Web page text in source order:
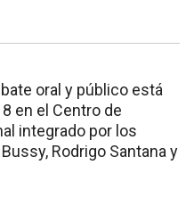
oral y público está
en el Centro de
integrado por los
Rodrigo Santana y